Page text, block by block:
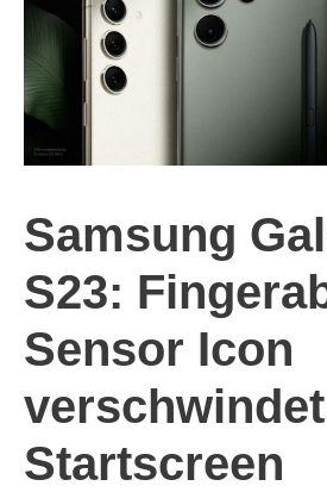
Samsung
S23:
Sensor Icon
Startscreen